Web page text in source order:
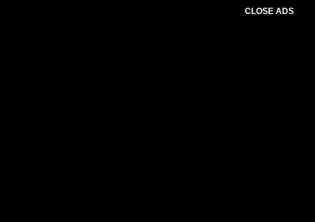
CLOSE ADS